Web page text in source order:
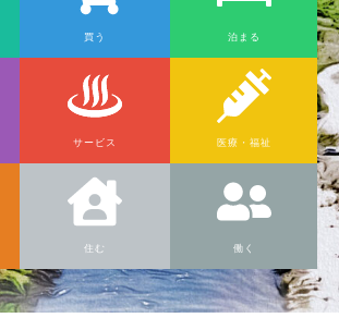
買う 泊まる
サービス 医療・福祉
住む 働く